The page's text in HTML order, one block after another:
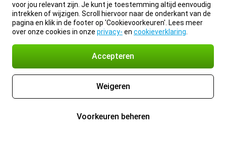
voor jou relevant zijn. Je kunt je toestemming altijd eenvoudig
intrekken of wijzigen. Scroll hiervoor naar de onderkant van de
pagina en klik in de footer op 'Cookievoorkeuren'. Lees meer
over onze cookies in onze privacy- en cookieverklaring
Accepteren
Weigeren
Voorkeuren beheren